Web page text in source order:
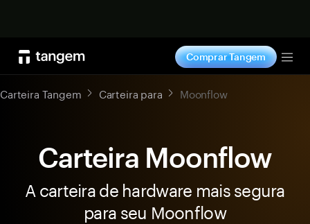
Comprar Tangem
Carteira Tangem Carteira para Moonflow
Carteira Moonflow
A carteira de hardware mais segura
para seu Moonflow